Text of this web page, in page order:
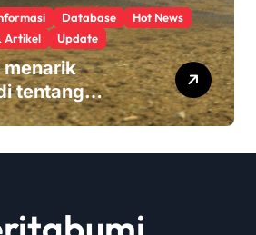
Database
Hot News
Artikel Update
menarik
tentang